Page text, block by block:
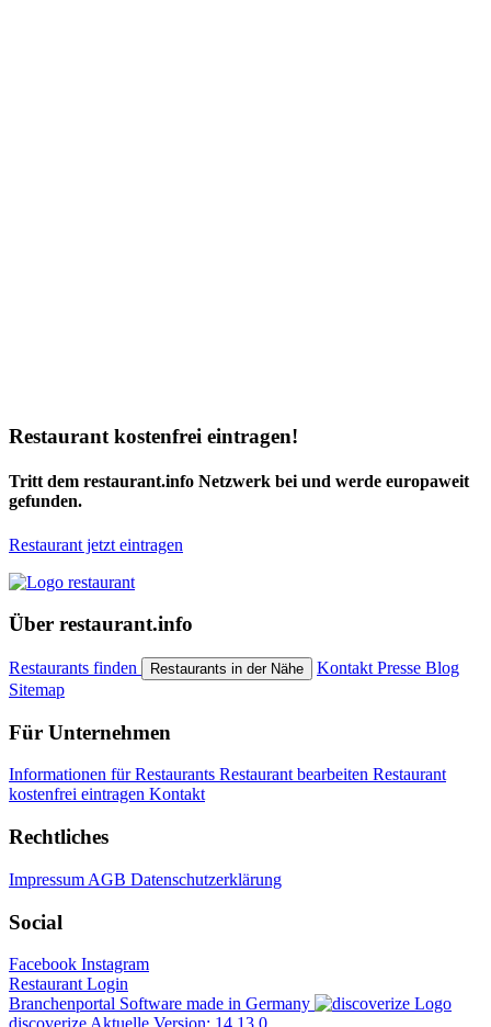
Restaurant kostenfrei eintragen!
Tritt dem restaurant.info Netzwerk bei und werde europaweit
gefunden.
Restaurant jetzt eintragen
Über restaurant.info
Restaurants finden Restaurants in der Nähe Kontakt Presse Blog
Sitemap
Für Unternehmen
Informationen für Restaurants Restaurant bearbeiten Restaurant
kostenfrei eintragen Kontakt
Rechtliches
Impressum AGB Datenschutzerklärung
Social
Facebook Instagram
Restaurant Login
Branchenportal Software made in Germany